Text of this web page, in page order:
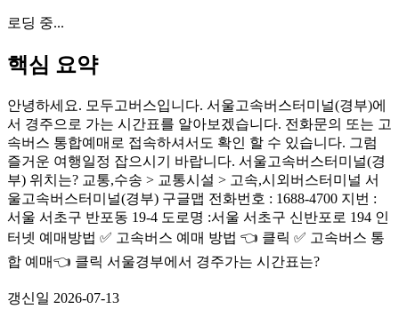
로딩 중...
핵심 요약
안녕하세요. 모두고버스입니다. 서울고속버스터미널(경부)에
서 경주으로 가는 시간표를 알아보겠습니다. 전화문의 또는 고
속버스 통합예매로 접속하셔서도 확인 할 수 있습니다. 그럼
즐거운 여행일정 잡으시기 바랍니다. 서울고속버스터미널(경
부) 위치는? 교통,수송 > 교통시설 > 고속,시외버스터미널 서
울고속버스터미널(경부) 구글맵 전화번호 : 1688-4700 지번 :
서울 서초구 반포동 19-4 도로명 :서울 서초구 신반포로 194 인
터넷 예매방법 ✅ 고속버스 예매 방법 👈 클릭 ✅ 고속버스 통
합 예매👈 클릭 서울경부에서 경주가는 시간표는?
갱신일 2026-07-13